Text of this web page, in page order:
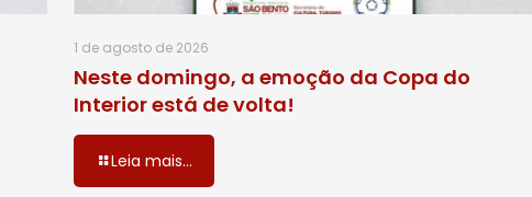
1 de agosto de 2026
Neste domingo, a emoção da Copa do
Interior está de volta!
Leia mais...